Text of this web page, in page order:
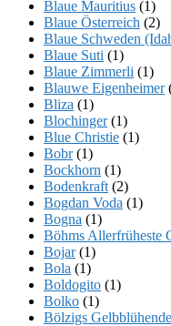
Blaue Mauritius (1)
Blaue Österreich (2)
Blaue Schweden
Blaue Suti (1)
Blaue Zimmerli (1)
Blauwe Eigenheimer
Bliza (1)
Blochinger(1)
Blue Christie (1)
Bobr(1)
Bockhorn (1)
Bodenkraft (2)
Bogdan Voda (1)
Bogna (1)
Böhms Allerfrüheste
Bojar(1)
Bola (1)
Boldogito (1)
Bolko (1)
Bölzigs Gelbblühende